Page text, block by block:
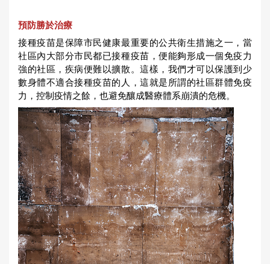
預防勝於治療
接種疫苗是保障市民健康最重要的公共衛生措施之一，當
社區內大部分市民都已接種疫苗，便能夠形成一個免疫力
強的社區，疾病便難以擴散。這樣，我們才可以保護到少
數身體不適合接種疫苗的人，這就是所謂的社區群體免疫
力，控制疫情之餘，也避免釀成醫療體系崩潰的危機。